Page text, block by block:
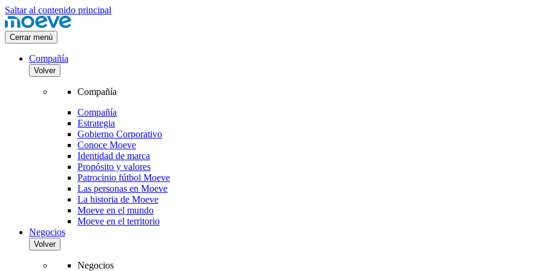
Saltar al contenido principal
Cerrar menú
Compañía
Volver
Compañía
Compañía
Estrategia
Gobierno Corporativo
Conoce Moeve
Identidad de marca
Propósito y valores
Patrocinio fútbol Moeve
Las personas en Moeve
La historia de Moeve
Moeve en el mundo
Moeve en el territorio
Negocios
Volver
Negocios